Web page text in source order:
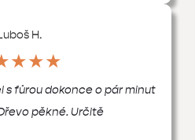
H.
s fůrou dokonce o pár minut
pěkné. Určitě